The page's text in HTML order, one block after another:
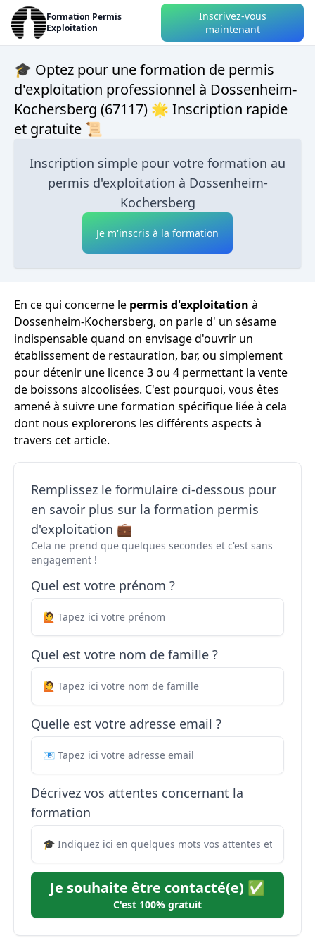
Formation Permis
Exploitation
Inscrivez-vous
maintenant
🎓 Optez pour une formation de permis
d'exploitation professionnel à Dossenheim-
Kochersberg (67117) 🌟 Inscription rapide
et gratuite 📜
Inscription simple pour votre formation au
permis d'exploitation à Dossenheim-
Kochersberg
Je m'inscris à la formation
En ce qui concerne le permis d'exploitation à
Dossenheim-Kochersberg, on parle d' un sésame
indispensable quand on envisage d'ouvrir un
établissement de restauration, bar, ou simplement
pour détenir une licence 3 ou 4 permettant la vente
de boissons alcoolisées. C'est pourquoi, vous êtes
amené à suivre une formation spécifique liée à cela
dont nous explorerons les différents aspects à
travers cet article.
Remplissez le formulaire ci-dessous pour
en savoir plus sur la formation permis
d'exploitation 💼
Cela ne prend que quelques secondes et c'est sans
engagement !
Quel est votre prénom ?
Quel est votre nom de famille ?
Quelle est votre adresse email ?
Décrivez vos attentes concernant la
formation
Je souhaite être contacté(e) ✅
C'est 100% gratuit